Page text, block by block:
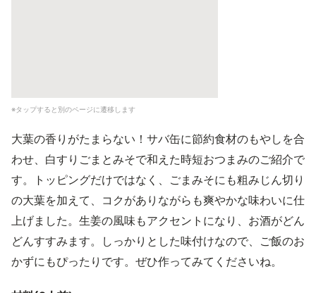
※タップすると別のページに遷移します
大葉の香りがたまらない！サバ缶に節約食材のもやしを合
わせ、白すりごまとみそで和えた時短おつまみのご紹介で
す。トッピングだけではなく、ごまみそにも粗みじん切り
の大葉を加えて、コクがありながらも爽やかな味わいに仕
上げました。生姜の風味もアクセントになり、お酒がどん
どんすすみます。しっかりとした味付けなので、ご飯のお
かずにもぴったりです。ぜひ作ってみてくださいね。